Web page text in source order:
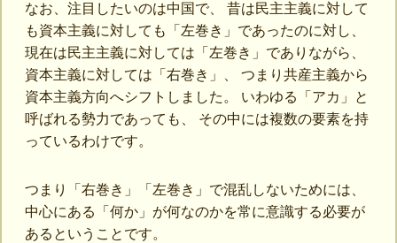
なお、注目したいのは中国で、 昔は民主主義に対して
も資本主義に対しても「左巻き」であったのに対し、
現在は民主主義に対しては「左巻き」でありながら、
資本主義に対しては「右巻き」、 つまり共産主義から
資本主義方向へシフトしました。 いわゆる「アカ」と
呼ばれる勢力であっても、 その中には複数の要素を持
っているわけです。
つまり「右巻き」「左巻き」で混乱しないためには、
中心にある「何か」が何なのかを常に意識する必要が
あるということです。